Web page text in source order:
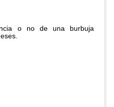
o no de una burbuja